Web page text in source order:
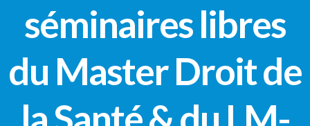
séminaires libres
du Master Droit de